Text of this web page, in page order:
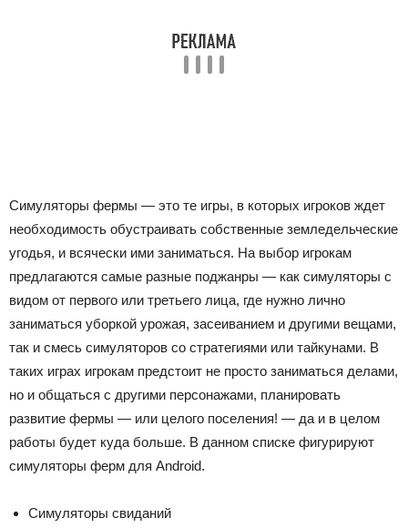
Симуляторы фермы — это те игры, в которых игроков ждет
необходимость обустраивать собственные земледельческие
угодья, и всячески ими заниматься. На выбор игрокам
предлагаются самые разные поджанры — как симуляторы с
видом от первого или третьего лица, где нужно лично
заниматься уборкой урожая, засеиванием и другими вещами,
так и смесь симуляторов со стратегиями или тайкунами. В
таких играх игрокам предстоит не просто заниматься делами,
но и общаться с другими персонажами, планировать
развитие фермы — или целого поселения! — да и в целом
работы будет куда больше. В данном списке фигурируют
симуляторы ферм для Android.
Симуляторы свиданий